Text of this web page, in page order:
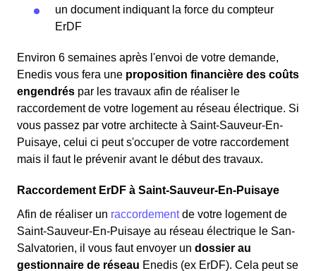
un document indiquant la force du compteur
ErDF
Environ 6 semaines après l'envoi de votre demande,
Enedis vous fera une proposition financière des coûts
engendrés par les travaux afin de réaliser le
raccordement de votre logement au réseau électrique. Si
vous passez par votre architecte à Saint-Sauveur-En-
Puisaye, celui ci peut s'occuper de votre raccordement
mais il faut le prévenir avant le début des travaux.
Raccordement ErDF à Saint-Sauveur-En-Puisaye
Afin de réaliser un raccordementde votre logement de
Saint-Sauveur-En-Puisaye au réseau électrique le San-
Salvatorien, il vous faut envoyer un dossier au
gestionnaire de réseau Enedis (ex ErDF). Cela peut se